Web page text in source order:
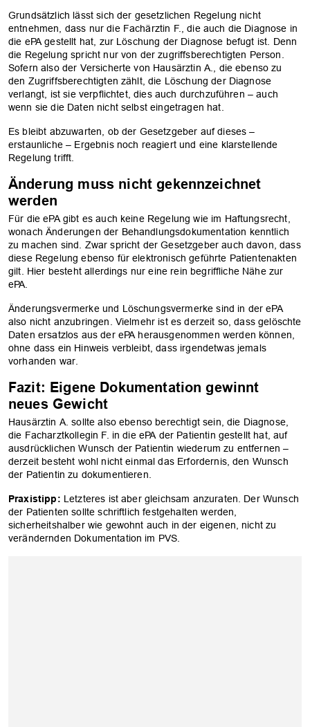
Grundsätzlich lässt sich der gesetzlichen Regelung nicht
entnehmen, dass nur die Fachärztin F., die auch die Diagnose in
die ePA gestellt hat, zur Löschung der Diagnose befugt ist. Denn
die Regelung spricht nur von der zugriffsberechtigten Person.
Sofern also der Versicherte von Hausärztin A., die ebenso zu
den Zugriffsberechtigten zählt, die Löschung der Diagnose
verlangt, ist sie verpflichtet, dies auch durchzuführen – auch
wenn sie die Daten nicht selbst eingetragen hat.
Es bleibt abzuwarten, ob der Gesetzgeber auf dieses –
erstaunliche – Ergebnis noch reagiert und eine klarstellende
Regelung trifft.
Änderung muss nicht gekennzeichnet
werden
Für die ePA gibt es auch keine Regelung wie im Haftungsrecht,
wonach Änderungen der Behandlungsdokumentation kenntlich
zu machen sind. Zwar spricht der Gesetzgeber auch davon, dass
diese Regelung ebenso für elektronisch geführte Patientenakten
gilt. Hier besteht allerdings nur eine rein begriffliche Nähe zur
ePA.
Änderungsvermerke und Löschungsvermerke sind in der ePA
also nicht anzubringen. Vielmehr ist es derzeit so, dass gelöschte
Daten ersatzlos aus der ePA herausgenommen werden können,
ohne dass ein Hinweis verbleibt, dass irgendetwas jemals
vorhanden war.
Fazit: Eigene Dokumentation gewinnt
neues Gewicht
Hausärztin A. sollte also ebenso berechtigt sein, die Diagnose,
die Facharztkollegin F. in die ePA der Patientin gestellt hat, auf
ausdrücklichen Wunsch der Patientin wiederum zu entfernen –
derzeit besteht wohl nicht einmal das Erfordernis, den Wunsch
der Patientin zu dokumentieren.
Praxistipp: Letzteres ist aber gleichsam anzuraten. Der Wunsch
der Patienten sollte schriftlich festgehalten werden,
sicherheitshalber wie gewohnt auch in der eigenen, nicht zu
verändernden Dokumentation im PVS.